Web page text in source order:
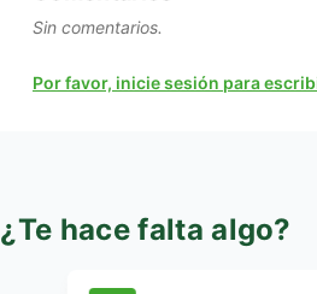
Por favor, inicie sesión para
Sin comentarios.
¿Te hace falta algo?